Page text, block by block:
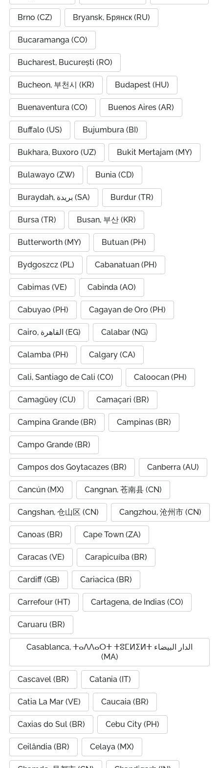
Brno (CZ) Bryansk, Брянск (RU)
Bucaramanga (CO)
Bucharest, București (RO)
Bucheon, 부천시 (KR) Budapest (HU)
Buenaventura (CO) Buenos Aires (AR)
Buffalo (US) Bujumbura (BI)
Bukhara, Buxoro (UZ) Bukit Mertajam (MY)
Bulawayo (ZW) Bunia (CD)
Buraydah, بريدة (SA) Burdur (TR)
Bursa (TR) Busan, 부산 (KR)
Butterworth (MY) Butuan (PH)
Bydgoszcz (PL) Cabanatuan (PH)
Cabimas (VE) Cabinda (AO)
Cabuyao (PH) Cagayan de Oro (PH)
Cairo, القاهرة (EG) Calabar (NG)
Calamba (PH) Calgary (CA)
Cali, Santiago de Cali (CO) Caloocan (PH)
Camagüey (CU) Camaçari (BR)
Campina Grande (BR) Campinas (BR)
Campo Grande (BR)
Campos dos Goytacazes (BR) Canberra (AU)
Cancún (MX) Cangnan, 苍南县 (CN)
Cangshan, 仓山区 (CN) Cangzhou, 沧州市 (CN)
Canoas (BR) Cape Town (ZA)
Caracas (VE) Carapicuíba (BR)
Cardiff (GB) Cariacica (BR)
Carrefour (HT) Cartagena, de Indias (CO)
Caruaru (BR)
Casablanca, ⵜⴰⴷⴷⴰⵔⵜ ⵜⵓⵎⵍⵉⵍⵜ الدار البيضاء
(MA)
Cascavel (BR) Catania (IT)
Catia La Mar (VE) Caucaia (BR)
Caxias do Sul (BR) Cebu City (PH)
Ceilândia (BR) Celaya (MX)